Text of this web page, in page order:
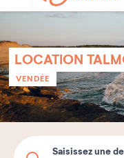
LOCATION
VENDÉE
Saisissez une